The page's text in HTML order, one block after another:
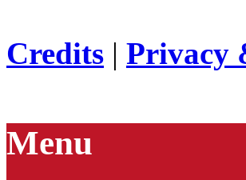
Credits | Privacy
Menu